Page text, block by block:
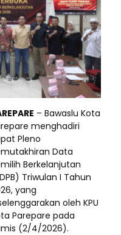
– Bawaslu Kota
menghadiri
Pleno
Data
Berkelanjutan
Triwulan I Tahun
yang
oleh KPU
Parepare pada
(2/4/2026).